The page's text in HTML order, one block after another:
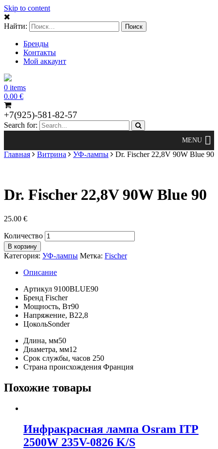
Skip to content
Найти:
Бренды
Контакты
Мой аккаунт
0 items
0.00 €
+7(925)-581-82-57
Search for:
Главная Витрина УФ-лампы Dr. Fischer 22,8V 90W Blue 90
Dr. Fischer 22,8V 90W Blue 90
25.00 €
Количество
В корзину
Категория: УФ-лампы Метка: Fischer
Описание
Артикул 9100BLUE90
Бренд Fischer
Мощность, Вт90
Напряжение, В22,8
ЦокольSonder
Длина, мм50
Диаметра, мм12
Срок службы, часов 250
Страна происхождения Франция
Похожие товары
Инфракрасная лампа Osram ITP
2500W 235V-0826 K/S